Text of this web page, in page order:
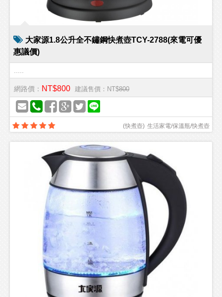
大家源1.8公升全不鏽鋼快煮壺TCY-2788(來電可優
惠議價)
網路價： NT$800 建議售價：NT$800
生活家電/保溫瓶/快煮壺
(快煮壺)